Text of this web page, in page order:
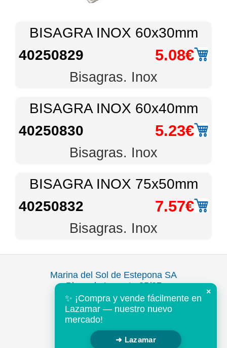
✨ ¡Compra y vende fácilmente en
Lazamar — nuestro nuevo
mercado!
➜ Lazamar
×
BISAGRA INOX 60x30mm
40250829
5.08€
Bisagras. Inox
BISAGRA INOX 60x40mm
40250830
5.23€
Bisagras. Inox
BISAGRA INOX 75x50mm
40250832
7.57€
Bisagras. Inox
Marina del Sol de Estepona SA
Plaza de Levante 35/37
Puerto Deportivo
Estepona 29680
Malaga, España
Tel: +34 952 802643